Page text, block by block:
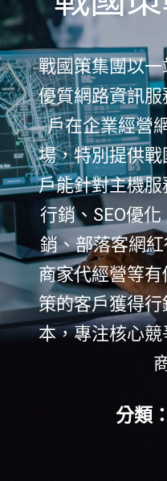
戰國策集團以
優質網路資訊
戶在企業經營
場，特別提供
戶能針對主機
行銷、SEO優
銷、部落客網紅
商家代經營等
策的客戶獲得
本，專注核心
分類